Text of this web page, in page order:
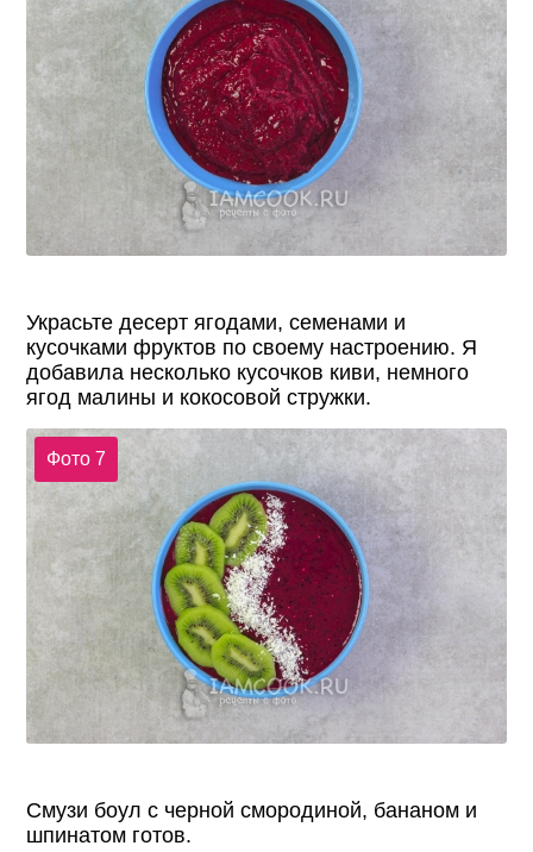
Украсьте десерт ягодами, семенами и
кусочками фруктов по своему настроению. Я
добавила несколько кусочков киви, немного
ягод малины и кокосовой стружки.
Фото 7
Смузи боул с черной смородиной, бананом и
шпинатом готов.